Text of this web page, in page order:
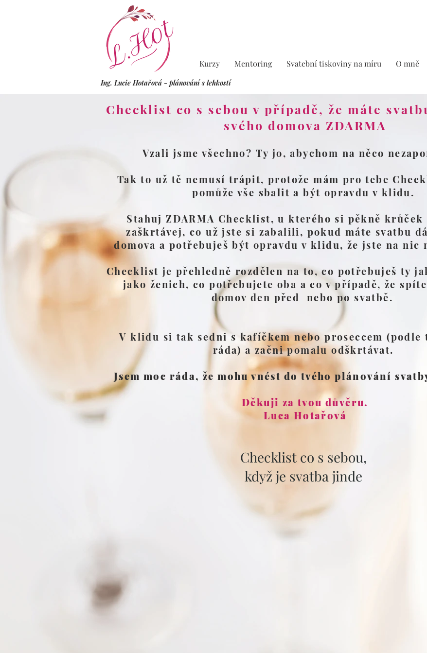
Kurzy Mentoring Svatební tiskoviny na míru O mně
Ing. Lucie Hotařová - plánování s lehkostí
Checklist co s sebou v případě, že máte
svého domova ZDARMA
Vzali jsme všechno? Ty jo, abychom na něco
Tak to už tě nemusí trápit, protože mám pro tebe
pomůže vše sbalit a být opravdu v klidu.
Stahuj ZDARMA Checklist, u kterého si pěkně
zaškrtávej, co už jste si zabalili, pokud máte svatbu
domova a potřebuješ být opravdu v klidu, že jste na nic
Checklist je přehledně rozdělen na to, co potřebuješ ty
jako ženich, co potřebujete oba a co v případě, že
domov den před nebo po svatbě.
V klidu si tak sedni s kafíčkem nebo proseccem (podle
ráda) a začni pomalu odškrtávat.
Jsem moc ráda, že mohu vnést do tvého plánování
Děkuji za tvou důvěru.
Luca Hotařová
Checklist co s sebou,
když je svatba jinde